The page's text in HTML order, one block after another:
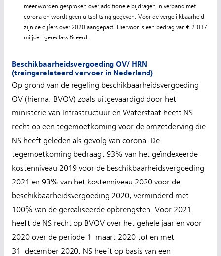
meer worden gesproken over additionele bijdragen in verband met
corona en wordt geen uitsplitsing gegeven. Voor de vergelijkbaarheid
zijn de cijfers over 2020 aangepast. Hiervoor is een bedrag van € 2.037
miljoen gereclassificeerd.
Beschikbaarheidsvergoeding OV/ HRN
(treingerelateerd vervoer in Nederland)
Op grond van de regeling beschikbaarheidsvergoeding
OV (hierna: BVOV) zoals uitgevaardigd door het
ministerie van Infrastructuur en Waterstaat heeft NS
recht op een tegemoetkoming voor de omzetderving die
NS heeft geleden als gevolg van corona. De
tegemoetkoming bedraagt 93% van het geïndexeerde
kostenniveau 2019 voor de beschikbaarheidsvergoeding
2021 en 93% van het kostenniveau 2020 voor de
beschikbaarheidsvergoeding 2020, verminderd met
100% van de gerealiseerde opbrengsten. Voor 2021
heeft de NS recht op BVOV over het gehele jaar en voor
2020 over de periode 1 maart 2020 tot en met
31 december 2020. NS heeft op basis van een